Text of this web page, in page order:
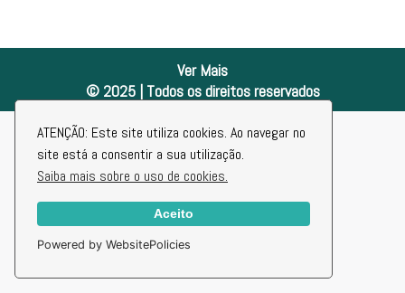
ATENÇÃO: Este site utiliza cookies. Ao navegar no
site está a consentir a sua utilização.
Saiba mais sobre o uso de cookies.
Aceito
Powered by WebsitePolicies
Ver Mais
© 2025 | Todos os direitos reservados